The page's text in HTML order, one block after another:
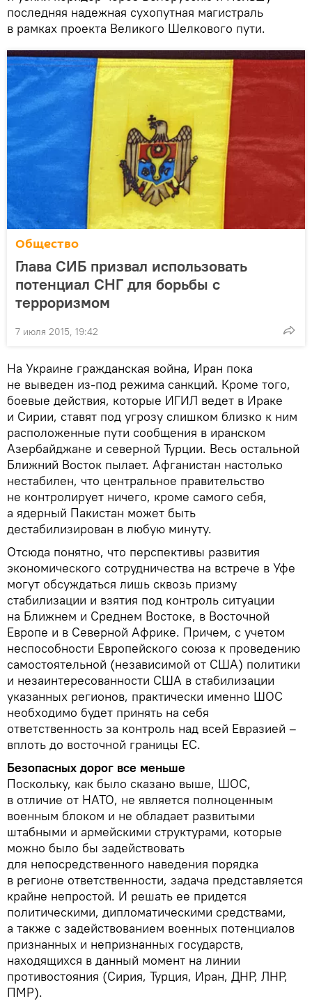
последняя надежная сухопутная магистраль
в рамках проекта Великого Шелкового пути.
Общество
Глава СИБ призвал использовать
потенциал СНГ для борьбы с
терроризмом
7 июля 2015, 19:42
На Украине гражданская война, Иран пока
не выведен из-под режима санкций. Кроме того,
боевые действия, которые ИГИЛ ведет в Ираке
и Сирии, ставят под угрозу слишком близко к ним
расположенные пути сообщения в иранском
Азербайджане и северной Турции. Весь остальной
Ближний Восток пылает. Афганистан настолько
нестабилен, что центральное правительство
не контролирует ничего, кроме самого себя,
а ядерный Пакистан может быть
дестабилизирован в любую минуту.
Отсюда понятно, что перспективы развития
экономического сотрудничества на встрече в Уфе
могут обсуждаться лишь сквозь призму
стабилизации и взятия под контроль ситуации
на Ближнем и Среднем Востоке, в Восточной
Европе и в Северной Африке. Причем, с учетом
неспособности Европейского союза к проведению
самостоятельной (независимой от США) политики
и незаинтересованности США в стабилизации
указанных регионов, практически именно ШОС
необходимо будет принять на себя
ответственность за контроль над всей Евразией –
вплоть до восточной границы ЕС.
Безопасных дорог все меньше
Поскольку, как было сказано выше, ШОС,
в отличие от НАТО, не является полноценным
военным блоком и не обладает развитыми
штабными и армейскими структурами, которые
можно было бы задействовать
для непосредственного наведения порядка
в регионе ответственности, задача представляется
крайне непростой. И решать ее придется
политическими, дипломатическими средствами,
а также с задействованием военных потенциалов
признанных и непризнанных государств,
находящихся в данный момент на линии
противостояния (Сирия, Турция, Иран, ДНР, ЛНР,
ПМР).